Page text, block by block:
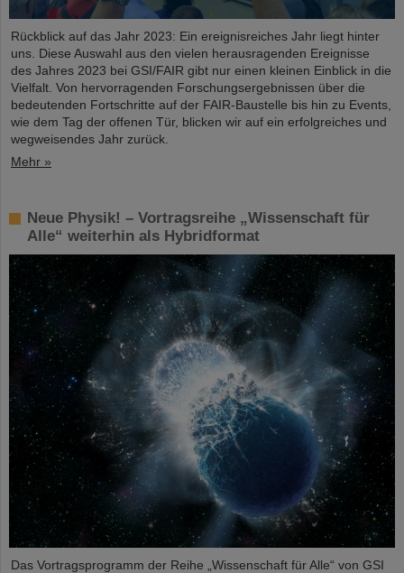
Rückblick auf das Jahr 2023: Ein ereignisreiches Jahr liegt hinter
uns. Diese Auswahl aus den vielen herausragenden Ereignisse
des Jahres 2023 bei GSI/FAIR gibt nur einen kleinen Einblick in die
Vielfalt. Von hervorragenden Forschungsergebnissen über die
bedeutenden Fortschritte auf der FAIR-Baustelle bis hin zu Events,
wie dem Tag der offenen Tür, blicken wir auf ein erfolgreiches und
wegweisendes Jahr zurück.
Mehr »
Neue Physik! – Vortragsreihe „Wissenschaft für
Alle“ weiterhin als Hybridformat
Das Vortragsprogramm der Reihe „Wissenschaft für Alle“ von GSI